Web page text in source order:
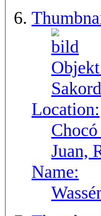
Location:
Juan,
Name: